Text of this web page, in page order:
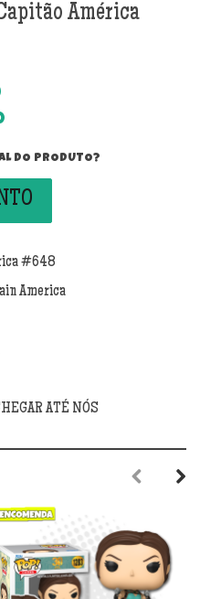
América
DO PRODUTO?
#648
America
ATÉ NÓS